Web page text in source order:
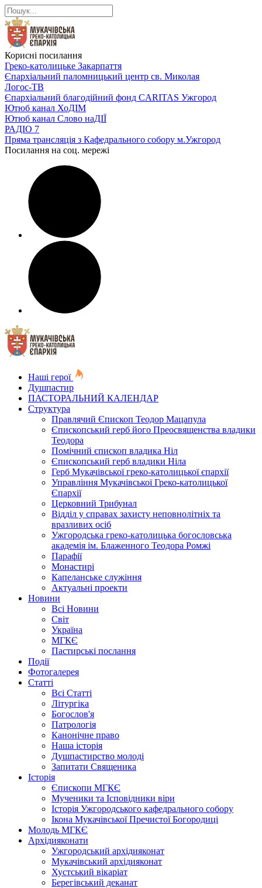
Корисні посилання
Греко-католицьке Закарпаття
Єпархіальний паломницький центр св. Миколая
Логос-ТВ
Єпархіальний благодійний фонд CARITAS Ужгород
Ютюб канал ХоДІМ
Ютюб канал Слово наДІЇ
РАДІО 7
Пряма трансляція з Кафедрального собору м.Ужгород
Посилання на соц. мережі
Наші герої
Душпастир
ПАСТОРАЛЬНИЙ КАЛЕНДАР
Структура
Правлячий Єпископ Теодор Мацапула
Єпископський герб його Преосвященства владики
Теодора
Помічний єпископ владика Ніл
Єпископський герб владики Ніла
Герб Мукачівської греко-католицької єпархії
Управління Мукачівської Греко-католицької
Єпархії
Церковний Трибунал
Відділ у справах захисту неповнолітніх та
вразливих осіб
Ужгородська греко-католицька богословська
академія ім. Блаженного Теодора Ромжі
Парафії
Монастирі
Капеланське служіння
Актуальні проекти
Новини
Всі Новини
Світ
Україна
МГКЄ
Пастирські послання
Події
Фотогалерея
Статті
Всі Статті
Літургіка
Богослов'я
Патрологія
Канонічне право
Наша історія
Душпастирство молоді
Запитати Священика
Історія
Єпископи МГКЄ
Мученики та Ісповідники віри
Історія Ужгородського кафедрального собору
Ікона Мукачівської Пречистої Богородиці
Молодь МГКЄ
Архідияконати
Ужгородський архідияконат
Мукачівський архідияконат
Хустський вікаріат
Берегівський деканат